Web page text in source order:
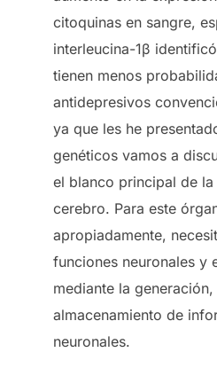
citoquinas en sangre,
interleucina-1β
tienen menos
antidepresivos
ya que les he
genéticos vamos a
el blanco principal de
cerebro. Para este
apropiadamente,
funciones neuronales y
mediante la
almacenamiento de
neuronales.